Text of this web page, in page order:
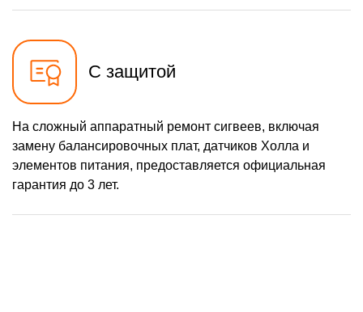
С защитой
На сложный аппаратный ремонт сигвеев, включая
замену балансировочных плат, датчиков Холла и
элементов питания, предоставляется официальная
гарантия до 3 лет.